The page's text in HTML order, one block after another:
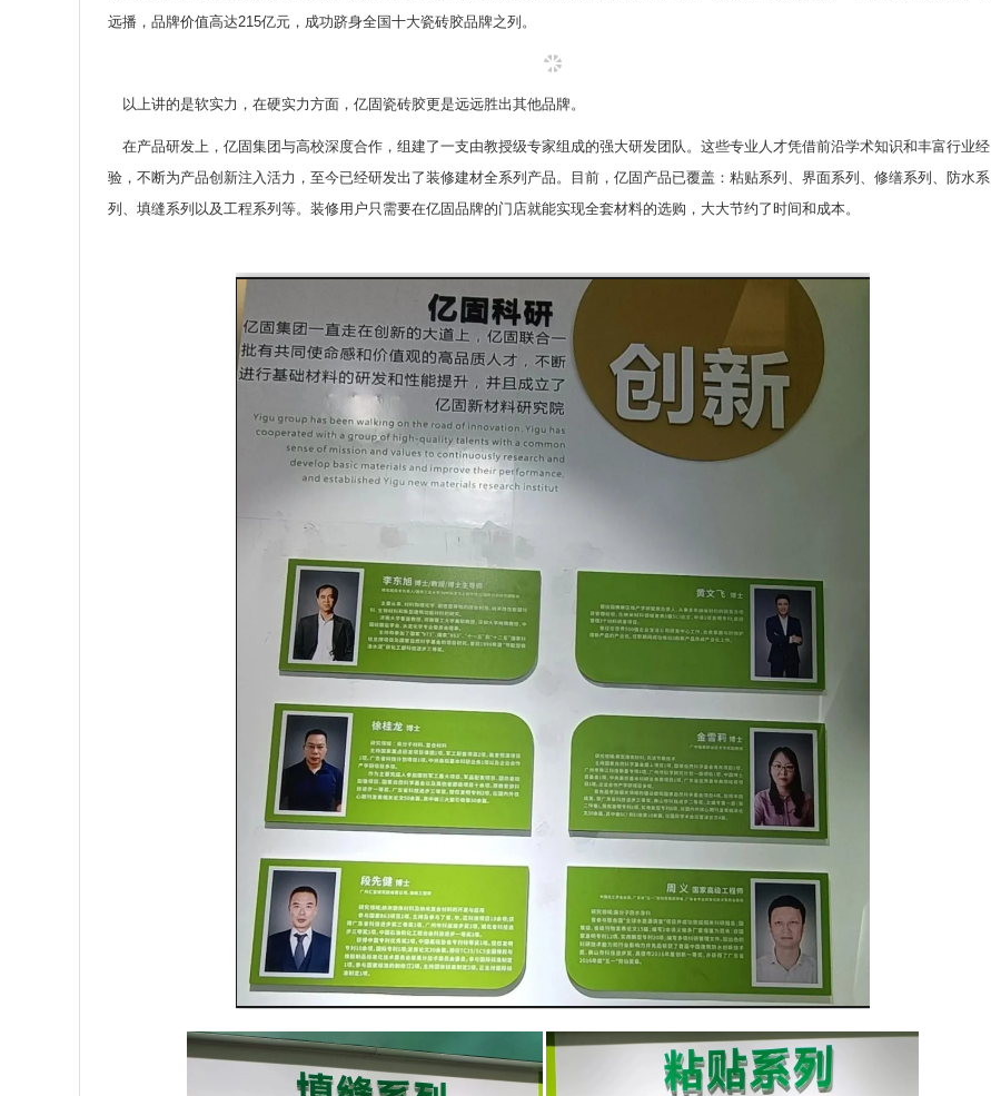
远播，品牌价值高达215亿元，成功跻身全国十大瓷砖胶品牌之列。
以上讲的是软实力，在硬实力方面，亿固瓷砖胶更是远远胜出其他品牌。
在产品研发上，亿固集团与高校深度合作，组建了一支由教授级专家组成的强大研发团队。这些专业人才凭借前沿学术知识和丰富行业经
验，不断为产品创新注入活力，至今已经研发出了装修建材全系列产品。目前，亿固产品已覆盖：粘贴系列、界面系列、修缮系列、防水系
列、填缝系列以及工程系列等。装修用户只需要在亿固品牌的门店就能实现全套材料的选购，大大节约了时间和成本。